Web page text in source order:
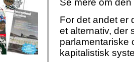
For det andet er
et alternativ, der
parlamentariske
kapitalistisk